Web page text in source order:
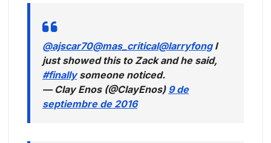
@ajscar70@mas_critical@larryfongI
just showed this to Zack and he said,
#finallysomeone noticed.
— Clay Enos (@ClayEnos) 9 de
septiembre de 2016